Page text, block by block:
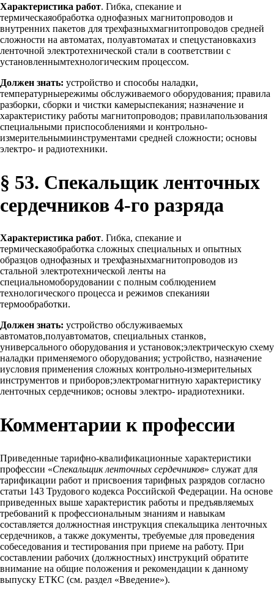
Характеристика работ. Гибка, спекание и
термическаяобработка однофазных магнитопроводов и
внутренних пакетов для трехфазныхмагнитопроводов средней
сложности на автоматах, полуавтоматах и спецустановкахиз
ленточной электротехнической стали в соответствии с
установленнымтехнологическим процессом.
Должен знать: устройство и способы наладки,
температурныережимы обслуживаемого оборудования; правила
разборки, сборки и чистки камерыспекания; назначение и
характеристику работы магнитопроводов; правилапользования
специальными приспособлениями и контрольно-
измерительнымиинструментами средней сложности; основы
электро- и радиотехники.
§ 53. Спекальщик ленточных
сердечников 4-го разряда
Характеристика работ. Гибка, спекание и
термическаяобработка сложных специальных и опытных
образцов однофазных и трехфазныхмагнитопроводов из
стальной электротехнической ленты на
специальномоборудовании с полным соблюдением
технологического процесса и режимов спеканияи
термообработки.
Должен знать: устройство обслуживаемых
автоматов,полуавтоматов, специальных станков,
универсального оборудования и установок;электрическую схему
наладки применяемого оборудования; устройство, назначение
иусловия применения сложных контрольно-измерительных
инструментов и приборов;электромагнитную характеристику
ленточных сердечников; основы электро- ирадиотехники.
Комментарии к профессии
Приведенные тарифно-квалификационные характеристики
профессии «Спекальщик ленточных сердечников» служат для
тарификации работ и присвоения тарифных разрядов согласно
статьи 143 Трудового кодекса Российской Федерации. На основе
приведенных выше характеристик работы и предъявляемых
требований к профессиональным знаниям и навыкам
составляется должностная инструкция спекальщика ленточных
сердечников, а также документы, требуемые для проведения
собеседования и тестирования при приеме на работу. При
составлении рабочих (должностных) инструкций обратите
внимание на общие положения и рекомендации к данному
выпуску ЕТКС (см. раздел «Введение»).